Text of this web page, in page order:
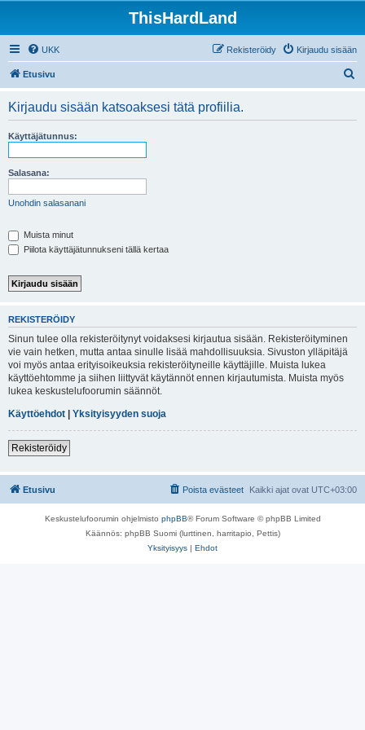
ThisHardLand
UKK Kirjaudu sisään
Rekisteröidy
Etusivu
Kirjaudu sisään katsoaksesi tätä profiilia.
Käyttäjätunnus:
Salasana:
Unohdin salasanani
Muista minut
Piilota käyttäjätunnukseni tällä kertaa
REKISTERÖIDY
Sinun tulee olla rekisteröitynyt voidaksesi kirjautua sisään. Rekisteröityminen
vie vain hetken, mutta antaa sinulle lisää mahdollisuuksia. Sivuston ylläpitäjä
voi myös antaa erityisoikeuksia rekisteröityneille käyttäjille. Muista lukea
käyttöehtomme ja siihen liittyvät käytännöt ennen kirjautumista. Muista myös
lukea keskustelufoorumin säännöt.
Käyttöehdot | Yksityisyyden suoja
Rekisteröidy
Etusivu Kaikki ajat ovat UTC+03:00
Poista evästeet
Keskustelufoorumin ohjelmisto phpBB® Forum Software © phpBB Limited
Käännös: phpBB Suomi (lurttinen, harritapio, Pettis)
Yksityisyys | Ehdot